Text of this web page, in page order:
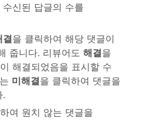
신된 답글의 수를
결을 클릭하여 해당 댓글이
줍니다. 리뷰어도 해결을
해결되었음을 표시할 수
미해결을 클릭하여 댓글을
.
여 원치 않는 댓글을